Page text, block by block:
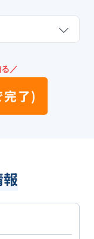
／
了)